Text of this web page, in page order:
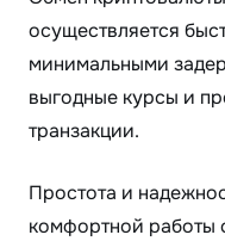
осуществляется
минимальными
выгодные курсы и
транзакции.
Простота и
комфортной работы